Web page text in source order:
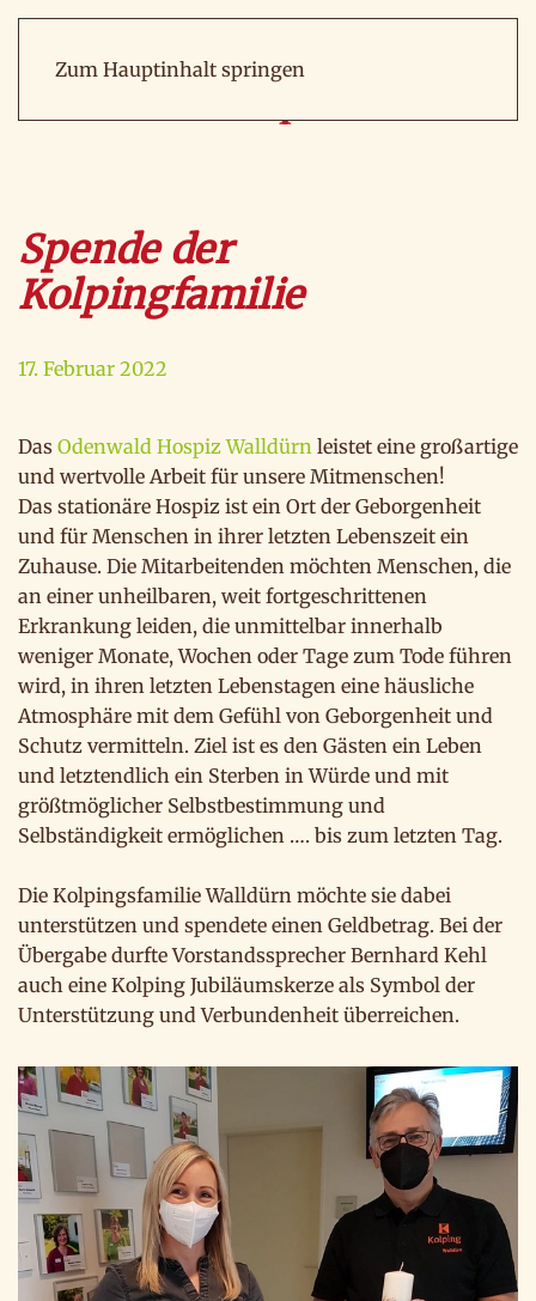
Zum Hauptinhalt springen
Spende der
Kolpingfamilie
17. Februar 2022
Das Odenwald Hospiz Walldürn leistet eine großartige
und wertvolle Arbeit für unsere Mitmenschen!
Das stationäre Hospiz ist ein Ort der Geborgenheit
und für Menschen in ihrer letzten Lebenszeit ein
Zuhause. Die Mitarbeitenden möchten Menschen, die
an einer unheilbaren, weit fortgeschrittenen
Erkrankung leiden, die unmittelbar innerhalb
weniger Monate, Wochen oder Tage zum Tode führen
wird, in ihren letzten Lebenstagen eine häusliche
Atmosphäre mit dem Gefühl von Geborgenheit und
Schutz vermitteln. Ziel ist es den Gästen ein Leben
und letztendlich ein Sterben in Würde und mit
größtmöglicher Selbstbestimmung und
Selbständigkeit ermöglichen …. bis zum letzten Tag.
Die Kolpingsfamilie Walldürn möchte sie dabei
unterstützen und spendete einen Geldbetrag. Bei der
Übergabe durfte Vorstandssprecher Bernhard Kehl
auch eine Kolping Jubiläumskerze als Symbol der
Unterstützung und Verbundenheit überreichen.